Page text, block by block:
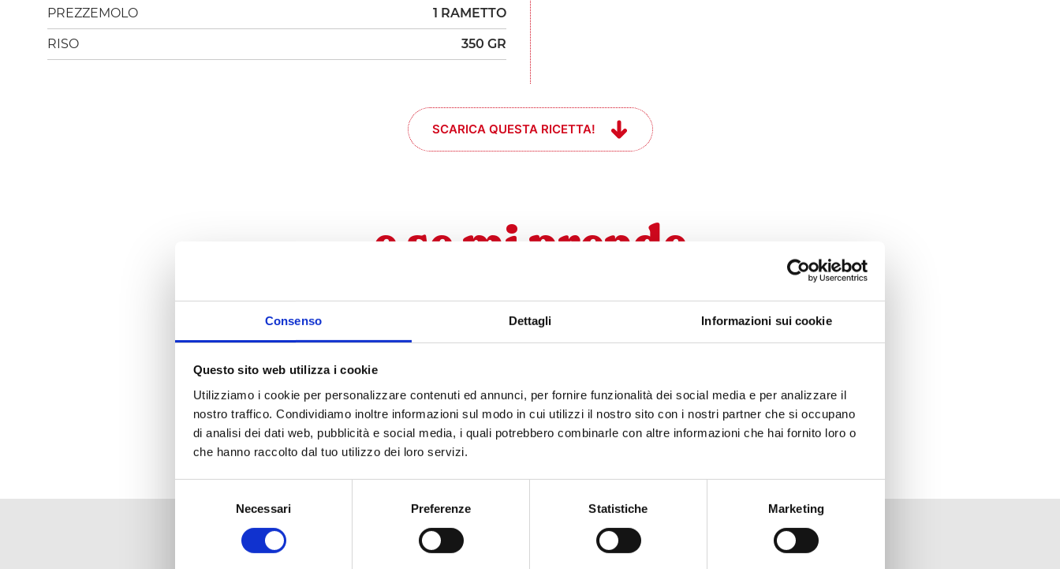
Consenso Dettagli Informazioni sui cookie
Questo sito web utilizza i cookie
Utilizziamo i cookie per personalizzare contenuti ed annunci, per fornire funzionalità dei social media e per analizzare il
nostro traffico. Condividiamo inoltre informazioni sul modo in cui utilizzi il nostro sito con i nostri partner che si occupano
di analisi dei dati web, pubblicità e social media, i quali potrebbero combinarle con altre informazioni che hai fornito loro o
che hanno raccolto dal tuo utilizzo dei loro servizi.
Necessari Preferenze Statistiche Marketing
PREZZEMOLO 1 RAMETTO
RISO 350 GR
SCARICA QUESTA RICETTA!
e se mi prende
il momento #chef?
ISCRIVITI ALLA NEWSLETTER
Altre ricette